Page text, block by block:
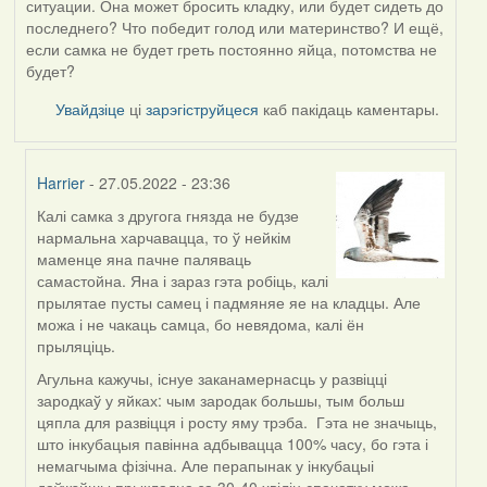
ситуации. Она может бросить кладку, или будет сидеть до
последнего? Что победит голод или материнство? И ещё,
если самка не будет греть постоянно яйца, потомства не
будет?
Увайдзіце цізарэгіструйцеся каб пакідаць каментары.
Harrier - 27.05.2022 - 23:36
In
reply
to
by
09Алена
Калі самка з другога гнязда не будзе
нармальна харчавацца, то ў нейкім
маменце яна пачне паляваць
самастойна. Яна і зараз гэта робіць, калі
прылятае пусты самец і падмяняе яе на кладцы. Але
можа і не чакаць самца, бо невядома, калі ён
прыляціць.
Агульна кажучы, існуе заканамернасць у развіцці
зародкаў у яйках: чым зародак большы, тым больш
цяпла для развіцця і росту яму трэба. Гэта не значыць,
што інкубацыя павінна адбывацца 100% часу, бо гэта і
немагчыма фізічна. Але перапынак у інкубацыі